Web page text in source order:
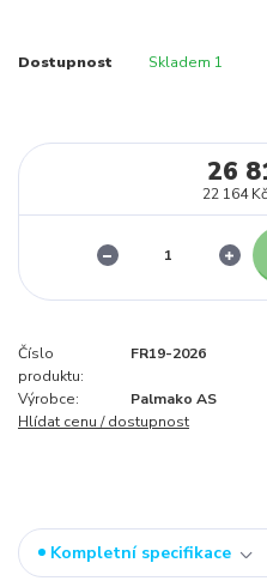
Dostupnost Skladem 1
26
22 164 Kč
Číslo
produktu:
FR19-2026
Výrobce:
Palmako AS
Hlídat cenu / dostupnost
Kompletní specifikace